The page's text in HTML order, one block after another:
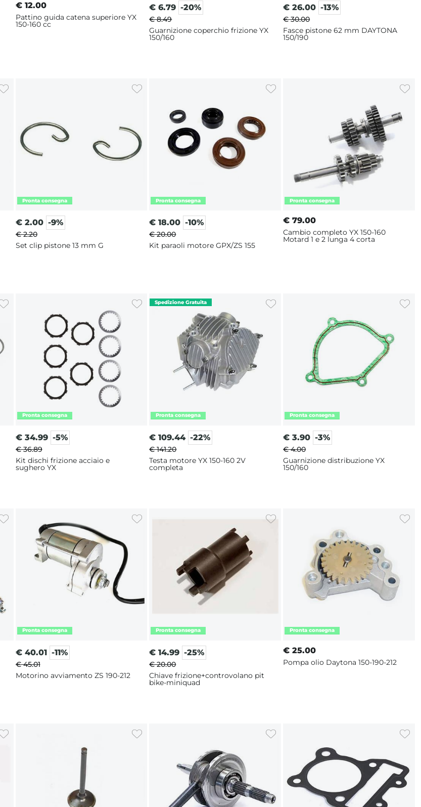
€ 12.00
Pattino guida catena superiore YX
150-160 cc
€ 6.79 -20%
€ 8.49
Guarnizione coperchio frizione YX
150/160
€ 26.00 -13%
€ 30.00
Fasce pistone 62 mm DAYTONA
150/190
€ 2.00 -9%
€ 2.20
Set clip pistone 13 mm G
€ 18.00 -10%
€ 20.00
Kit paraoli motore GPX/ZS 155
€ 79.00
Cambio completo YX 150-160
Motard 1 e 2 lunga 4 corta
€ 34.99 -5%
€ 36.89
Kit dischi frizione acciaio e
sughero YX
€ 109.44 -22%
€ 141.20
Testa motore YX 150-160 2V
completa
€ 3.90 -3%
€ 4.00
Guarnizione distribuzione YX
150/160
€ 40.01 -11%
€ 45.01
Motorino avviamento ZS 190-212
€ 14.99 -25%
€ 20.00
Chiave frizione+controvolano pit
bike-miniquad
€ 25.00
Pompa olio Daytona 150-190-212